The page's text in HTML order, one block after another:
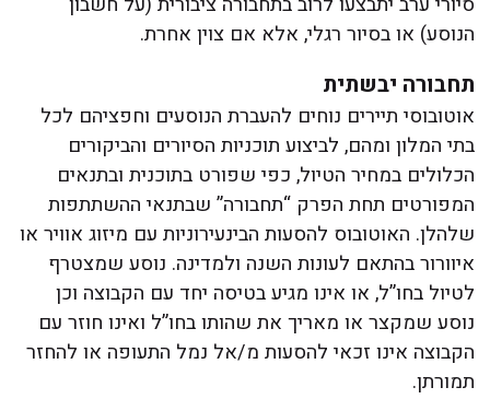
הנוסע) או בסיור רגלי, אלא אם צוין אחרת.
תחבורה יבשתית
אוטובוסי תיירים נוחים להעברת הנוסעים וחפציהם לכל
בתי המלון ומהם, לביצוע תוכניות הסיורים והביקורים
הכלולים במחיר הטיול, כפי שפורט בתוכנית ובתנאים
המפורטים תחת הפרק “תחבורה” שבתנאי ההשתתפות
שלהלן. האוטובוס להסעות הבינעירוניות עם מיזוג אוויר או
איוורור בהתאם לעונות השנה ולמדינה. נוסע שמצטרף
לטיול בחו”ל, או אינו מגיע בטיסה יחד עם הקבוצה וכן
נוסע שמקצר או מאריך את שהותו בחו”ל ואינו חוזר עם
הקבוצה אינו זכאי להסעות מ/אל נמל התעופה או להחזר
תמורתן.